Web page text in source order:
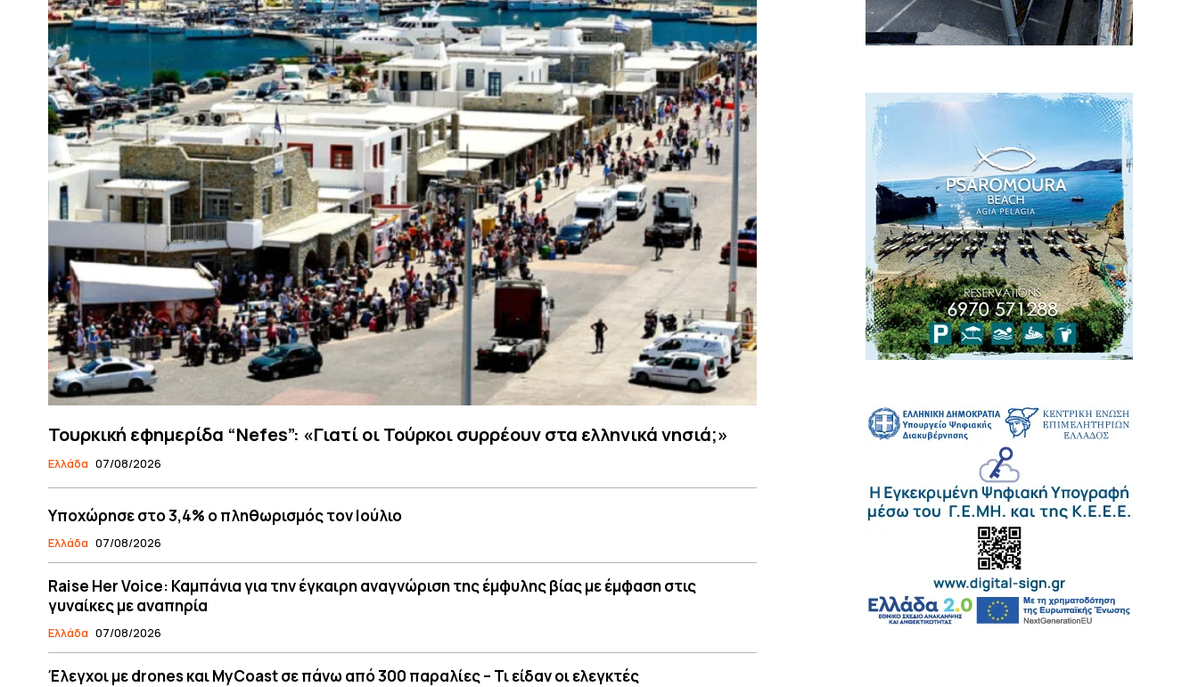
Τουρκική εφημερίδα “Nefes”: «Γιατί οι Τούρκοι συρρέουν στα ελληνικά νησιά;»
Ελλάδα 07/08/2026
Υποχώρησε στο 3,4% ο πληθωρισμός τον Ιούλιο
Ελλάδα 07/08/2026
Raise Her Voice: Καμπάνια για την έγκαιρη αναγνώριση της έμφυλης βίας με έμφαση στις
γυναίκες με αναπηρία
Ελλάδα 07/08/2026
Έλεγχοι με drones και MyCoast σε πάνω από 300 παραλίες – Τι είδαν οι ελεγκτές